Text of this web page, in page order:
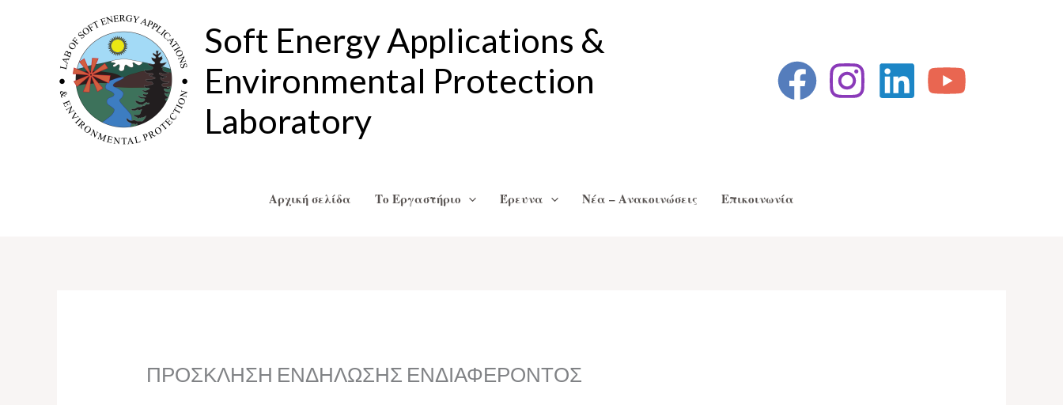
περιεχόμενο
Soft Energy Applications &
Environmental Protection
Laboratory
Αρχική σελίδα Το Εργαστήριο Έρευνα Νέα – Ανακοινώσεις Επικοινωνία
ΠΡΟΣΚΛΗΣΗ ΕΝΔΗΛΩΣΗΣ ΕΝΔΙΑΦΕΡΟΝΤΟΣ